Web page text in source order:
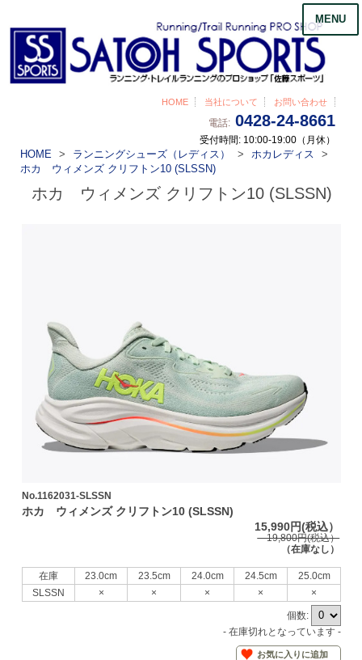
HOME 当社について お問い合わせ
電話: 0428-24-8661
受付時間: 10:00-19:00（月休）
MENU
HOME ランニングシューズ（レディス）
ホカレディス
ホカ ウィメンズ クリフトン10 (SLSSN)
ホカ ウィメンズ クリフトン10 (SLSSN)
No.1162031-SLSSN
ホカ ウィメンズ クリフトン10 (SLSSN)
15,990円(税込）
19,800円(税込）
（在庫なし）
在庫 23.0cm 23.5cm 24.0cm 24.5cm
25.0cm
SLSSN
× × × ×
×
個数:
- 在庫切れとなっています -
お気に入りに追加